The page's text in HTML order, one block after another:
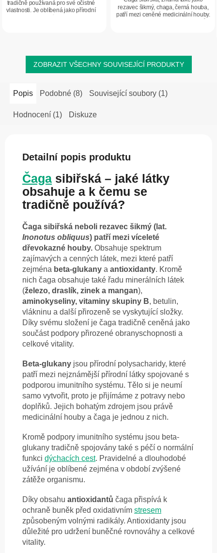
hvězdiček.
tradičně používaná pro své očistné
vlastnosti. Je oblíbená jako přírodní
hvězdiček.
rezavec šikmý, chaga, černá houba,
patří mezi ceněné medicinální houby.
ZOBRAZIT VŠECHNY SOUVISEJÍCÍ PRODUKTY
Popis Podobné (8) Související soubory (1)
Hodnocení (1) Diskuze
Detailní popis produktu
Čaga sibiřská – jaké látky
obsahuje a k čemu se
tradičně používá?
Čaga sibiřská neboli rezavec šikmý (lat.
Inonotus obliquus) patří mezi víceleté
dřevokazné houby. Obsahuje spektrum
zajímavých a cenných látek, mezi které patří
zejména beta-glukany a antioxidanty. Kromě
nich čaga obsahuje také řadu minerálních látek
(železo, draslík, zinek a mangan),
aminokyseliny, vitaminy skupiny B, betulin,
vlákninu a další přirozeně se vyskytující složky.
Díky svému složení je čaga tradičně ceněná jako
součást podpory přirozené obranyschopnosti a
celkové vitality.
Beta-glukany jsou přírodní polysacharidy, které
patří mezi nejznámější přírodní látky spojované s
podporou imunitního systému. Tělo si je neumí
samo vytvořit, proto je přijímáme z potravy nebo
doplňků. Jejich bohatým zdrojem jsou právě
medicinální houby a čaga je jednou z nich.
Kromě podpory imunitního systému jsou beta-
glukany tradičně spojovány také s péčí o normální
funkci dýchacích cest. Pravidelné a dlouhodobé
užívání je oblíbené zejména v období zvýšené
zátěže organismu.
Díky obsahu antioxidantů čaga přispívá k
ochraně buněk před oxidativním stresem
způsobeným volnými radikály. Antioxidanty jsou
důležité pro udržení buněčné rovnováhy a celkové
vitality.